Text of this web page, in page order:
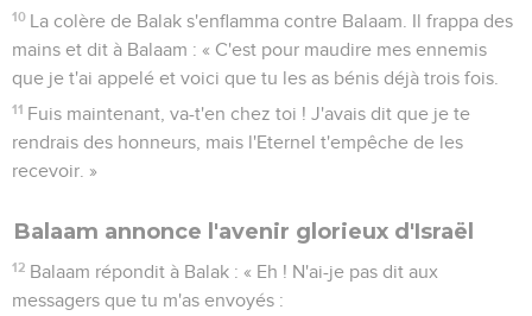
10 La colère de Balak s'enflamma contre Balaam. Il frappa des
mains et dit à Balaam : « C'est pour maudire mes ennemis
que je t'ai appelé et voici que tu les as bénis déjà trois fois.
11 Fuis maintenant, va-t'en chez toi ! J'avais dit que je te
rendrais des honneurs, mais l'Eternel t'empêche de les
recevoir. »
Balaam annonce l'avenir glorieux d'Israël
12 Balaam répondit à Balak : « Eh ! N'ai-je pas dit aux
messagers que tu m'as envoyés :